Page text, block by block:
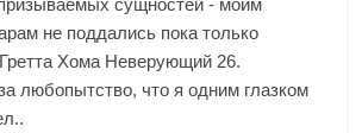
сущностей - моим
не поддались пока только
Хома Неверующий 26.
любопытство, что я одним глазком